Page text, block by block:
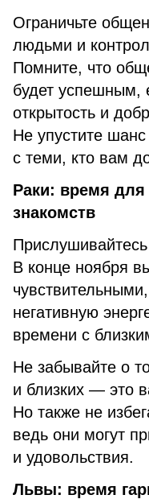
Ограничьте
людьми и
Помните, что
будет успешным,
открытость и
Не упустите
с теми, кто вам
Раки: время
знакомств
В конце ноября
негативную
времени с
Не забывайте о
и близких — это
Но также не
ведь они могут
и удовольствия.
Львы: время